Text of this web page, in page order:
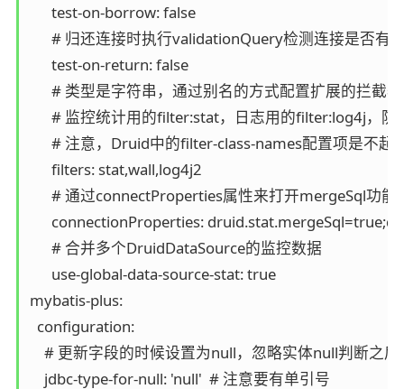
      test-on-borrow: false
# 归还连接时执行validationQuery检测连接是否
      test-on-return: false
# 类型是字符串，通过别名的方式配置扩展的拦
# 监控统计用的filter:stat，日志用的
# 注意，Druid中的filter-class-names配置项是不
      filters: stat,wall,log4j2
# 通过connectProperties属性来打开mergeSql功
connectionProperties:
      # 合并多个DruidDataSource的监控数据
      use-global-data-source-stat: true
mybatis-plus:
  configuration:
# 更新字段的时候设置为null，忽略实体null判断之
    jdbc-type-for-null: 'null'  # 注意要有单引号